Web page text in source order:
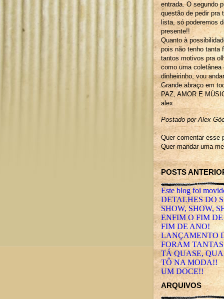
entrada. O segundo
questão de pedir pra
lista, só poderemos
presente!!
Quanto à
pois não tenho tanta
tantos motivos pra
como uma
dinheirinho, vou
Grande abraço em
PAZ, AMOR E
alex.
Postado por Alex
Quer comentar esse
Quer mandar uma
POSTS
Este blog foi
DETALHES DO
SHOW, SHOW,
ENFIM O FIM
FIM DE ANO!
LANÇAMENTO
FORAM
TÁ QUASE,
TÔ NA MODA!!
UM DOCE!!
ARQUIVOS